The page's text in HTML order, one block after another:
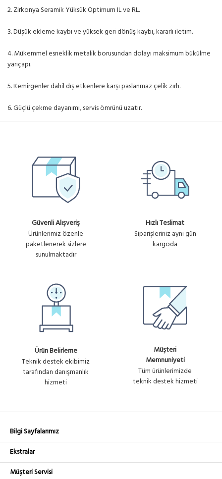
2. Zirkonya Seramik Yüksük Optimum IL ve RL.
3. Düşük ekleme kaybı ve yüksek geri dönüş kaybı, kararlı iletim.
4. Mükemmel esneklik metalik borusundan dolayı maksimum bükülme
yarıçapı.
5. Kemirgenler dahil dış etkenlere karşı paslanmaz çelik zırh.
6. Güçlü çekme dayanımı, servis ömrünü uzatır.
Güvenli Alışveriş
Ürünlerimiz özenle
paketlenerek sizlere
sunulmaktadır
Hızlı Teslimat
Siparişleriniz aynı gün
kargoda
Ürün Belirleme
Teknik destek ekibimiz
tarafından danışmanlık
hizmeti
Müşteri
Memnuniyeti
Tüm ürünlerimizde
teknik destek hizmeti
Bilgi Sayfalarımız
Ekstralar
Müşteri Servisi